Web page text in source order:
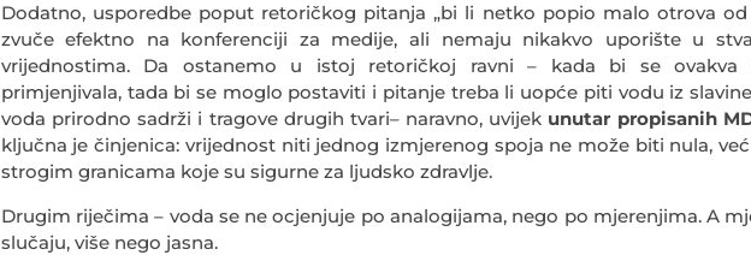
Dodatno, usporedbe poput retoričkog pitanja „bi li netko popio malo otrova od
zvuče efektno na konferenciji za medije, ali nemaju nikakvo uporište u
vrijednostima. Da ostanemo u istoj retoričkoj ravni – kada bi se ovakva
primjenjivala, tada bi se moglo postaviti i pitanje treba li uopće piti vodu iz
voda prirodno sadrži i tragove drugih tvari– naravno, uvijek unutar propisanih
ključna je činjenica: vrijednost niti jednog izmjerenog spoja ne može biti nula,
strogim granicama koje su sigurne za ljudsko zdravlje.
Drugim riječima – voda se ne ocjenjuje po analogijama, nego po mjerenjima. A
slučaju, više nego jasna.